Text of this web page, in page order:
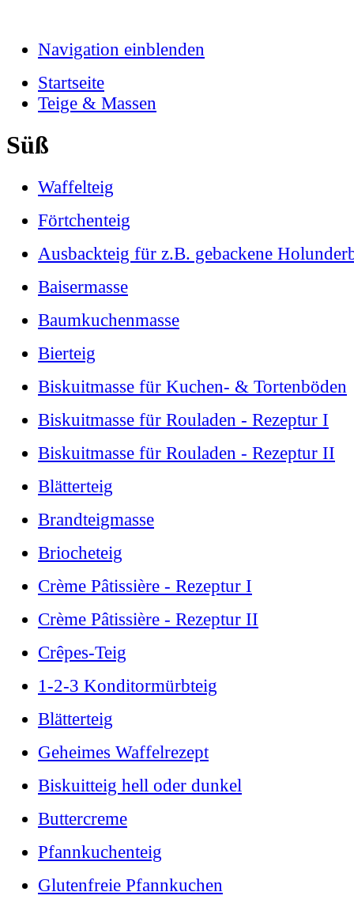
Navigation einblenden
Startseite
Teige & Massen
Süß
Waffelteig
Förtchenteig
Ausbackteig für z.B. gebackene
Baisermasse
Baumkuchenmasse
Bierteig
Biskuitmasse für Kuchen- & Tortenböden
Biskuitmasse für Rouladen - Rezeptur I
Biskuitmasse für Rouladen - Rezeptur II
Blätterteig
Brandteigmasse
Briocheteig
Crème Pâtissière - Rezeptur I
Crème Pâtissière - Rezeptur II
Crêpes-Teig
1-2-3 Konditormürbteig
Blätterteig
Geheimes Waffelrezept
Biskuitteig hell oder dunkel
Buttercreme
Pfannkuchenteig
Glutenfreie Pfannkuchen